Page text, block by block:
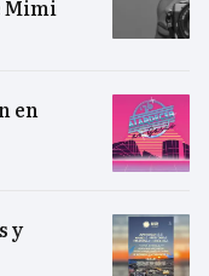
Mimi
en
y